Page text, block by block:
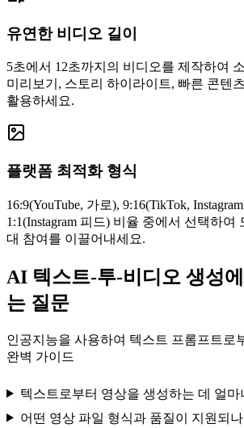
유연한 비디오 길이
5초에서 12초까지의 비디오를 제작하여
미리보기, 스토리 하이라이트, 빠른 콘텐
활용하세요.
플랫폼 최적화 형식
16:9(YouTube, 가로), 9:16(TikTok,
1:1(Instagram 피드) 비율 중에서 선택하여
대 참여를 이끌어내세요.
AI 텍스트-투-비디오 생성
는 질문
인공지능을 사용하여 텍스트 프롬프트로
완벽 가이드
텍스트로부터 영상을 생성하는 데 얼마
어떤 영상 파일 형식과 품질이 지원되